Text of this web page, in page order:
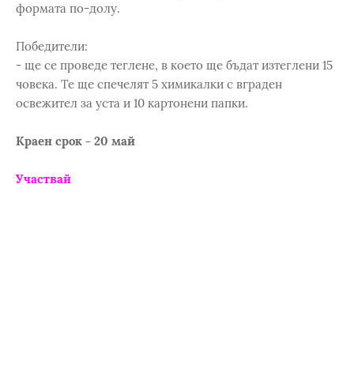
формата по-долу.
Победители:
- ще се проведe тегленe, в което ще бъдат изтеглени 15
човека. Те ще спечелят 5 химикалки с вграден
освежител за уста и 10 картонени папки.
Краен срок - 20 май
Участвай